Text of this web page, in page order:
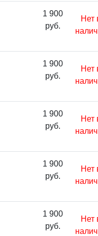
1 900
руб.
Нет
1 900
руб.
Нет
1 900
руб.
Нет
1 900
руб.
Нет
1 900
руб.
Нет